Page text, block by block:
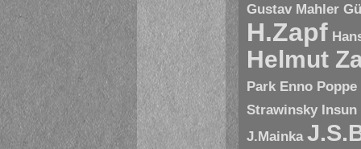
Gustav Mahler
H.Zapf
Helmut
Park Enno Poppe
Strawinsky Insun
J.Mainka